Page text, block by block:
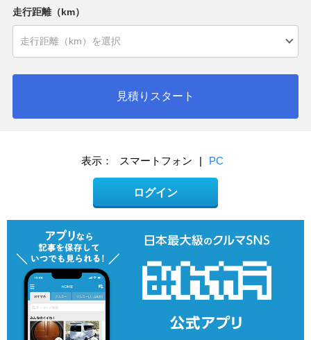
走行距離（km）
見積りスタート
表示： スマートフォン | PC
ログイン